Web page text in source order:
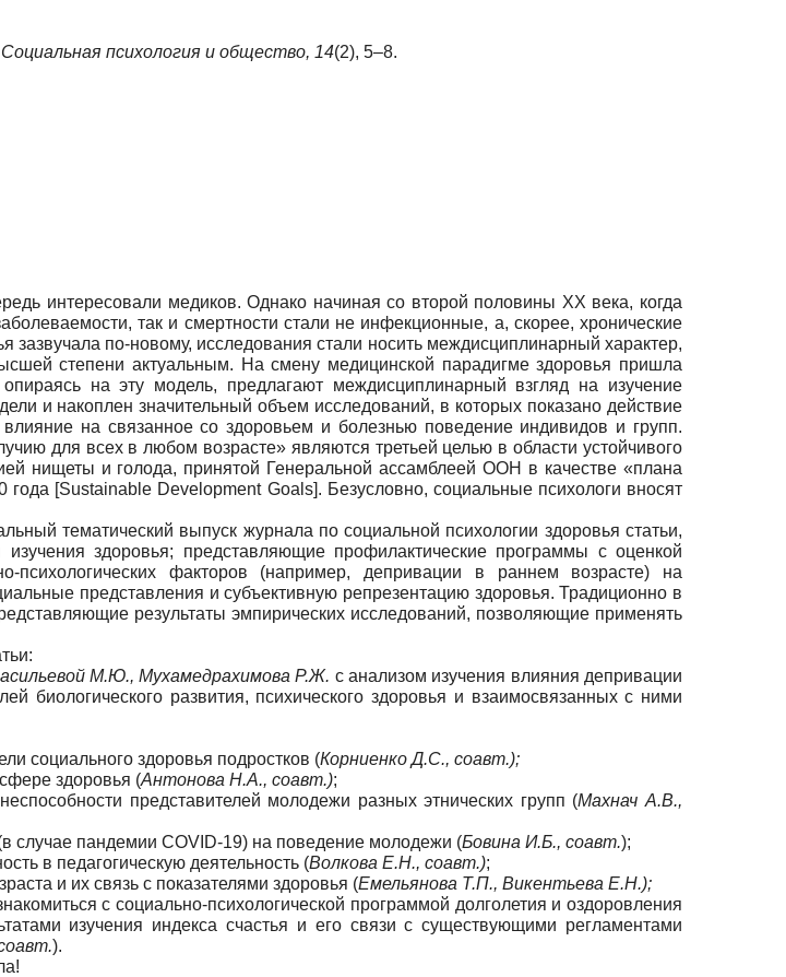
Социальная психология и общество, 14(2), 5–8.
интересовали медиков. Однако начиная со второй половины ХХ века, когда
так и смертности стали не инфекционные, а, скорее, хронические
по-новому, исследования стали носить междисциплинарный характер,
степени актуальным. На смену медицинской парадигме здоровья пришла
на эту модель, предлагают междисциплинарный взгляд на изучение
и накоплен значительный объем исследований, в которых показано действие
на связанное со здоровьем и болезнью поведение индивидов и групп.
для всех в любом возрасте» являются третьей целью в области устойчивого
нищеты и голода, принятой Генеральной ассамблеей ООН в качестве «плана
года [Sustainable Development Goals]. Безусловно, социальные психологи вносят
тематический выпуск журнала по социальной психологии здоровья статьи,
здоровья; представляющие профилактические программы с оценкой
факторов (например, депривации в раннем возрасте) на
представления и субъективную репрезентацию здоровья. Традиционно в
результаты эмпирических исследований, позволяющие применять
М.Ю., Мухамедрахимова Р.Ж. с анализом изучения влияния депривации
биологического развития, психического здоровья и взаимосвязанных с ними
социального здоровья подростков (Корниенко Д.С., соавт.);
здоровья (Антонова Н.А., соавт.);
представителей молодежи разных этнических групп (Махнач А.В.,
случае пандемии COVID-19) на поведение молодежи (Бовина И.Б., соавт.);
в педагогическую деятельность (Волкова Е.Н., соавт.);
и их связь с показателями здоровья (Емельянова Т.П., Викентьева Е.Н.);
с социально-психологической программой долголетия и оздоровления
изучения индекса счастья и его связи с существующими регламентами
).